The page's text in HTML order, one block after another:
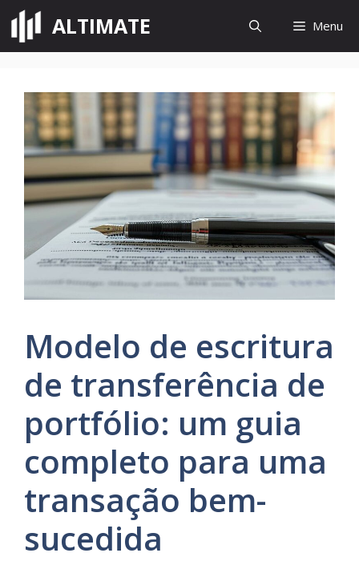
Saltar
o
ALTIMATE Menu
Modelo de escritura
de transferência de
portfólio: um guia
completo para uma
transação bem-
sucedida